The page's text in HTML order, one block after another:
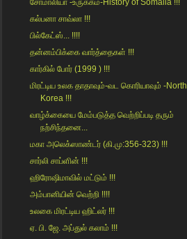
சோமாலியா -உருக்கம்-History of Somalia !!!
கல்பனா சாவ்லா !!!
பில்கேட்ஸ்... !!!!
தன்னம்பிக்கை வார்த்தைகள் !!!
கார்கில் போர் (1999 ) !!!
மிரட்டிய உலக‌ தாதாவும்-வட கொரியாவும் -North
Korea !!!
வாழ்க்கையை மேம்படுத்த வெற்றிப்படி தரும்
நற்சிந்தனை...
மகா அலெக்ஸாண்டர் (கி.மு:356-323) !!!
சார்லி சாப்ளின் !!!
ஹிரோஷிமாவில் மட்டும் !!!
அம்பானியின் வெற்றி !!!!
உலகை மிரட்டிய ஹிட்லர் !!!
ஏ. பி. ஜே. அப்துல் கலாம் !!!